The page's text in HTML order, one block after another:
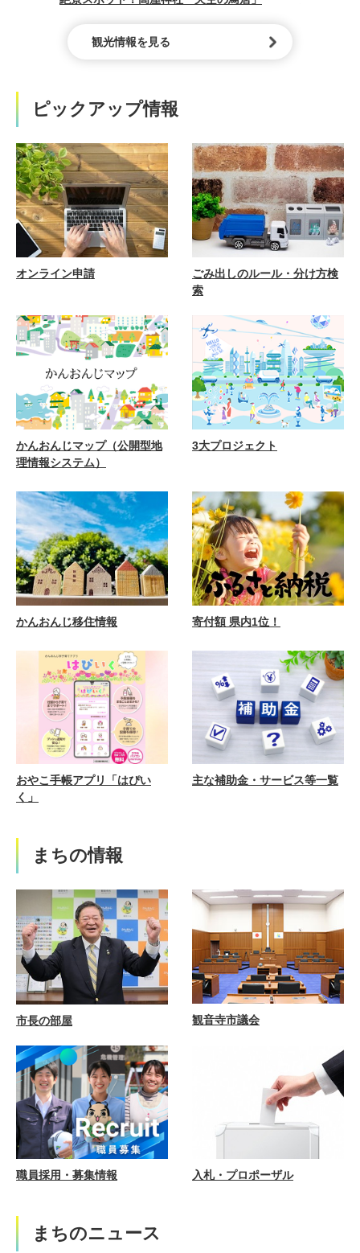
観光情報を見る
ピックアップ情報
オンライン申請
ごみ出しのルール・分け方検
索
かんおんじマップ（公開型地
理情報システム）
3大プロジェクト
かんおんじ移住情報 寄付額 県内1位！
おやこ手帳アプリ「はぴい
く」
主な補助金・サービス等一覧
まちの情報
市長の部屋 観音寺市議会
職員採用・募集情報 入札・プロポーザル
まちのニュース